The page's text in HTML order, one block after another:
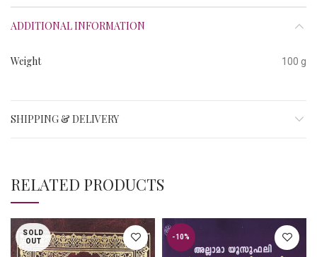
ADDITIONAL INFORMATION
Weight 100 g
SHIPPING & DELIVERY
RELATED PRODUCTS
SOLD
OUT
-10%